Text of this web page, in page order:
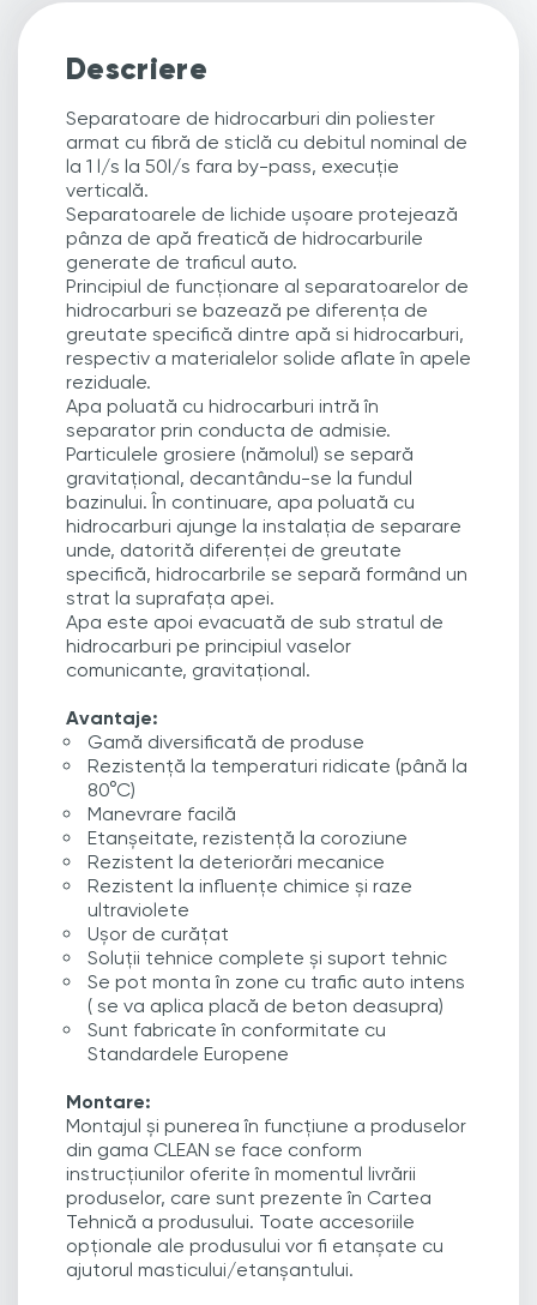
Descriere
Separatoare de hidrocarburi din poliester
armat cu fibră de sticlă cu debitul nominal de
la 1 l/s la 50l/s fara by-pass, execuție
verticală.
Separatoarele de lichide ușoare protejează
pânza de apă freatică de hidrocarburile
generate de traficul auto.
Principiul de funcționare al separatoarelor de
hidrocarburi se bazează pe diferența de
greutate specifică dintre apă si hidrocarburi,
respectiv a materialelor solide aflate în apele
reziduale.
Apa poluată cu hidrocarburi intră în
separator prin conducta de admisie.
Particulele grosiere (nămolul) se separă
gravitațional, decantându-se la fundul
bazinului. În continuare, apa poluată cu
hidrocarburi ajunge la instalația de separare
unde, datorită diferenței de greutate
specifică, hidrocarbrile se separă formând un
strat la suprafața apei.
Apa este apoi evacuată de sub stratul de
hidrocarburi pe principiul vaselor
comunicante, gravitațional.
Avantaje:
Gamă diversificată de produse
Rezistenţă la temperaturi ridicate (până la
80°C)
Manevrare facilă
Etanșeitate, rezistență la coroziune
Rezistent la deteriorări mecanice
Rezistent la influenţe chimice și raze
ultraviolete
Ușor de curăţat
Soluții tehnice complete și suport tehnic
Se pot monta în zone cu trafic auto intens
( se va aplica placă de beton deasupra)
Sunt fabricate în conformitate cu
Standardele Europene
Montare:
Montajul și punerea în funcțiune a produselor
din gama CLEAN se face conform
instrucțiunilor oferite în momentul livrării
produselor, care sunt prezente în Cartea
Tehnică a produsului. Toate accesoriile
opționale ale produsului vor fi etanșate cu
ajutorul masticului/etanșantului.